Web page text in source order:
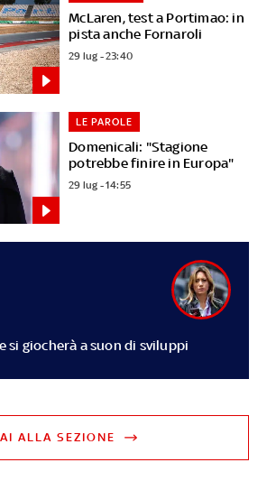
McLaren, test a Portimao: in
pista anche Fornaroli
29 lug - 23:40
Domenicali: "Stagione
potrebbe finire in Europa"
LE PAROLE
29 lug - 14:55
si giocherà a suon di sviluppi
ALLA SEZIONE